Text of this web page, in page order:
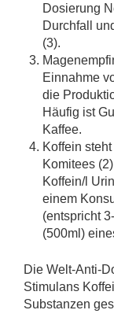
Dosierung
Durchfall
(3).
Einnahme
die
Häufig ist
Kaffee.
Koffein
Komitees
Koffein/l
einem
(entspricht
(500ml)
Die Welt-Anti-
Stimulans
Substanzen